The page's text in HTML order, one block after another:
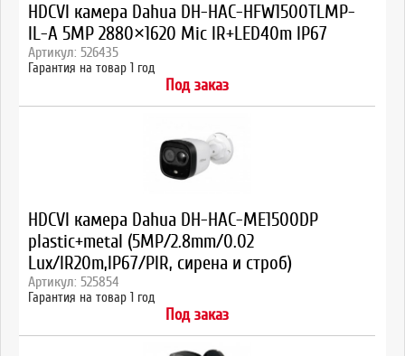
HDCVI камера Dahua DH-HAC-HFW1500TLMP-
IL-A 5MP 2880×1620 Mic IR+LED40m IP67
Артикул: 526435
Гарантия на товар 1 год
Под заказ
HDCVI камера Dahua DH-HAC-ME1500DP
plastic+metal (5MP/2.8mm/0.02
Lux/IR20m,IP67/PIR, сирена и строб)
Артикул: 525854
Гарантия на товар 1 год
Под заказ